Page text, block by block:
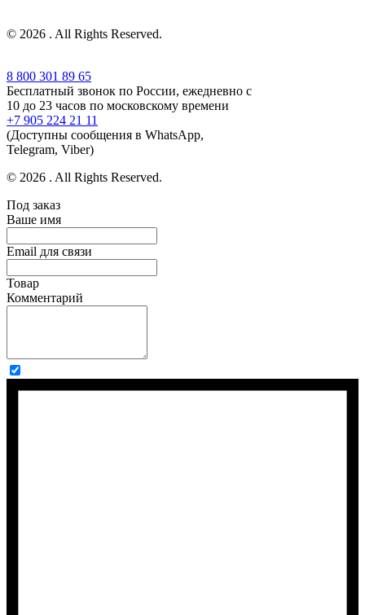
© 2026 . All Rights Reserved.
8 800 301 89 65
Бесплатный звонок по России, ежедневно с
10 до 23 часов по московскому времени
+7 905 224 21 11
(Доступны сообщения в WhatsApp,
Telegram, Viber)
© 2026 . All Rights Reserved.
Под заказ
Ваше имя
Email для связи
Товар
Комментарий